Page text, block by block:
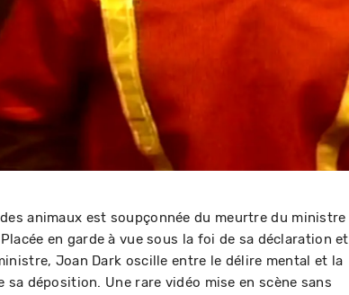
animaux est soupçonnée du meurtre du ministre
en garde à vue sous la foi de sa déclaration et
Joan Dark oscille entre le délire mental et la
déposition. Une rare vidéo mise en scène sans